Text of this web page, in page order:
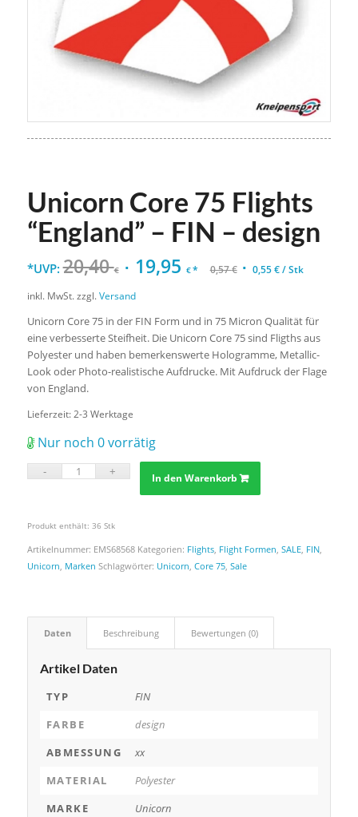
Unicorn Core 75 Flights
“England” – FIN – design
*UVP: 20,40€ 19,95 €* 0,57€ 0,55€/Stk
inkl. MwSt. zzgl. Versand
Unicorn Core 75 in der FIN Form und in 75 Micron Qualität für
eine verbesserte Steifheit. Die Unicorn Core 75 sind Fligths aus
Polyester und haben bemerkenswerte Hologramme, Metallic-
Look oder Photo-realistische Aufdrucke. Mit Aufdruck der Flage
von England.
Lieferzeit: 2-3 Werktage
Nur noch 0 vorrätig
In den Warenkorb
Produkt enthält: 36 Stk
Artikelnummer: EMS68568 Kategorien: Flights, Flight Formen, SALE, FIN,
Unicorn, Marken Schlagwörter: Unicorn, Core 75, Sale
Daten Beschreibung Bewertungen (0)
Artikel Daten
TYP
FIN
FARBE
design
ABMESSUNG
xx
MATERIAL
Polyester
MARKE
Unicorn